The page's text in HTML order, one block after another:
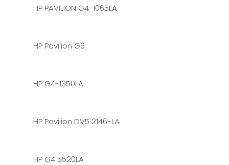
HP PAVILION G4-1065LA
HP Pavilion G6
HP G4-1350LA
HP Pavilion DV5 2146-LA
HP G4 5520LA